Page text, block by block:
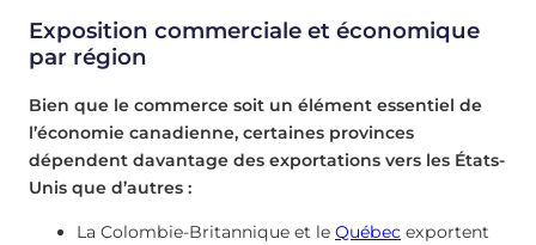
Exposition commerciale et économique
par région
Bien que le commerce soit un élément essentiel de
l’économie canadienne, certaines provinces
dépendent davantage des exportations vers les États-
Unis que d’autres :
La Colombie-Britannique et le Québec exportent